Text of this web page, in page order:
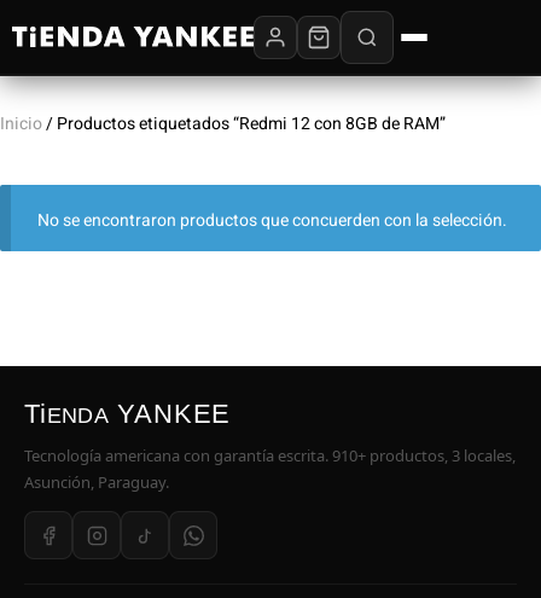
Inicio/ Productos etiquetados “Redmi 12 con 8GB de RAM”
No se encontraron productos que concuerden con la selección.
TiENDA YANKEE
Tecnología americana con garantía escrita. 910+ productos, 3 locales,
Asunción, Paraguay.